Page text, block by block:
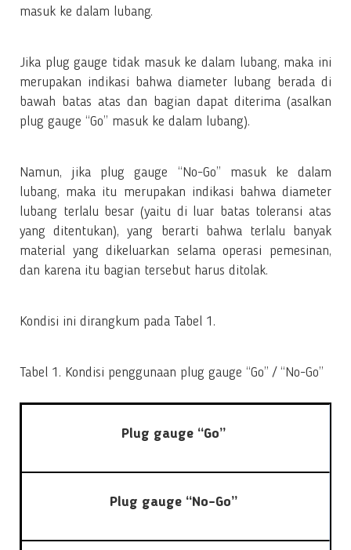
masuk ke dalam lubang.
Jika plug gauge tidak masuk ke dalam lubang, maka ini
merupakan indikasi bahwa diameter lubang berada di
bawah batas atas dan bagian dapat diterima (asalkan
plug gauge “Go” masuk ke dalam lubang).
Namun, jika plug gauge “No-Go” masuk ke dalam
lubang, maka itu merupakan indikasi bahwa diameter
lubang terlalu besar (yaitu di luar batas toleransi atas
yang ditentukan), yang berarti bahwa terlalu banyak
material yang dikeluarkan selama operasi pemesinan,
dan karena itu bagian tersebut harus ditolak.
Kondisi ini dirangkum pada Tabel 1.
Tabel 1. Kondisi penggunaan plug gauge “Go” / “No-Go”
Plug gauge “Go”
Plug gauge “No-Go”